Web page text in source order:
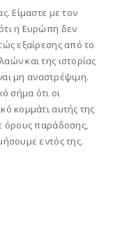
Είμαστε με τον
η Ευρώπη δεν
εξαίρεσης από το
και της ιστορίας
μη αναστρέψιμη.
σήμα ότι οι
κομμάτι αυτής της
όρους παράδοσης,
εντός της.